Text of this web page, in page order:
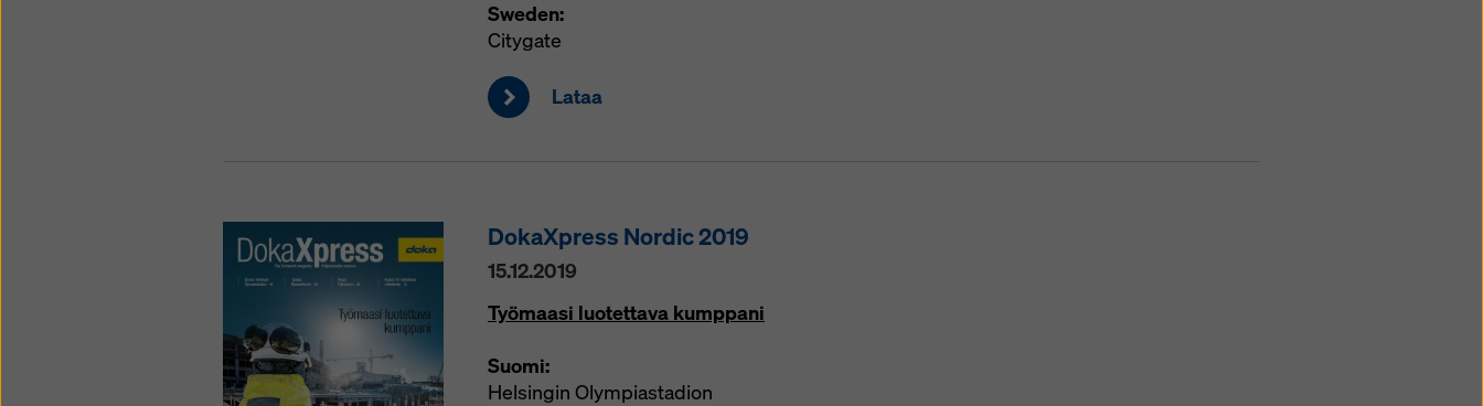
Sweden:
Citygate
Lataa
DokaXpress Nordic 2019
15.12.2019
Työmaasi luotettava kumppani
Suomi:
Helsingin Olympiastadion